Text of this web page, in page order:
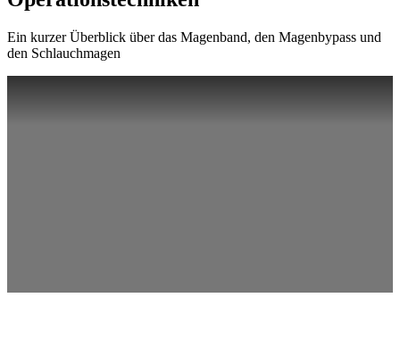
Ein kurzer Überblick über das Magenband, den Magenbypass und
den Schlauchmagen